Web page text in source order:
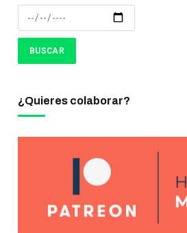
¿Quieres colaborar?